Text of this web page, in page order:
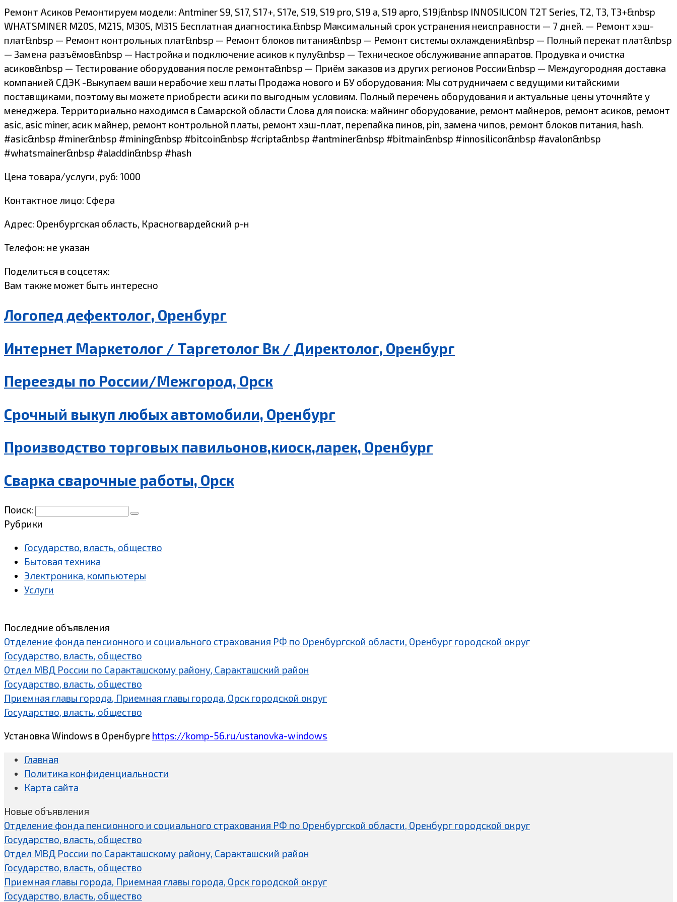
Ремонт Асиков Ремонтируем модели: Antminer S9, S17, S17+, S17e, S19, S19 pro, S19 a, S19 apro, S19j&nbsp INNOSILICON T2T Series, Т2, T3, T3+&nbsp
WHATSMINER M20S, M21S, M30S, M31S Бесплатная диагностика.&nbsp Максимальный срок устранения неисправности — 7 дней. — Ремонт хэш-
плат&nbsp — Ремонт контрольных плат&nbsp — Ремонт блоков питания&nbsp — Ремонт системы охлаждения&nbsp — Полный перекат плат&nbsp
— Замена разъёмов&nbsp — Настройка и подключение асиков к пулу&nbsp — Техническое обслуживание аппаратов. Продувка и очистка
асиков&nbsp — Тестирование оборудования после ремонта&nbsp — Приём заказов из других регионов России&nbsp — Междугородняя доставка
компанией СДЭК -Выкупаем ваши нерабочие хеш платы Продажа нового и БУ оборудования: Мы сотрудничаем с ведущими китайскими
поставщиками, поэтому вы можете приобрести асики по выгодным условиям. Полный перечень оборудования и актуальные цены уточняйте у
менеджера. Территориально находимся в Самарской области Слова для поиска: майнинг оборудование, ремонт майнеров, ремонт асиков, ремонт
asic, asic miner, асик майнер, ремонт контрольной платы, ремонт хэш-плат, перепайка пинов, pin, замена чипов, ремонт блоков питания, hash.
#asic&nbsp #miner&nbsp #mining&nbsp #bitcoin&nbsp #cripta&nbsp #antminer&nbsp #bitmain&nbsp #innosilicon&nbsp #avalon&nbsp
#whatsmainer&nbsp #aladdin&nbsp #hash
Цена товара/услуги, руб: 1000
Контактное лицо: Сфера
Адрес: Оренбургская область, Красногвардейский р-н
Телефон: не указан
Поделиться в соцсетях:
Вам также может быть интересно
Логопед дефектолог, Оренбург
Интернет Маркетолог / Таргетолог Вк / Директолог, Оренбург
Переезды по России/Межгород, Орск
Срочный выкуп любых автомобили, Оренбург
Производство торговых павильонов,киоск,ларек, Оренбург
Сварка сварочные работы, Орск
Поиск:
Рубрики
Государство, власть, общество
Бытовая техника
Электроника, компьютеры
Услуги
Последние объявления
Отделение фонда пенсионного и социального страхования РФ по Оренбургской области, Оренбург городской округ
Государство, власть, общество
Отдел МВД России по Саракташскому району, Саракташский район
Государство, власть, общество
Приемная главы города, Приемная главы города, Орск городской округ
Государство, власть, общество
Установка Windows в Оренбурге https://komp-56.ru/ustanovka-windows
Главная
Политика конфиденциальности
Карта сайта
Новые объявления
Отделение фонда пенсионного и социального страхования РФ по Оренбургской области, Оренбург городской округ
Государство, власть, общество
Отдел МВД России по Саракташскому району, Саракташский район
Государство, власть, общество
Приемная главы города, Приемная главы города, Орск городской округ
Государство, власть, общество